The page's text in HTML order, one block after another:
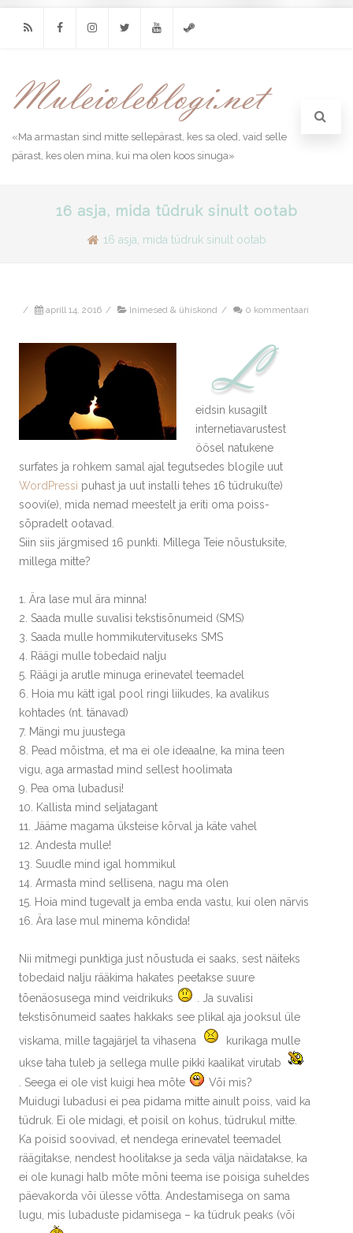
«Ma armastan sind mitte sellepärast, kes sa oled, vaid selle
pärast, kes olen mina, kui ma olen koos sinuga»
16 asja, mida tüdruk sinult ootab
16 asja, mida tüdruk sinult ootab
/ aprill 14, 2016 / Inimesed & ühiskond / 0 kommentaari
L
eidsin kusagilt
internetiavarustest
öösel natukene
surfates ja rohkem samal ajal tegutsedes blogile uut
WordPressi puhast ja uut installi tehes 16 tüdruku(te)
soovi(e), mida nemad meestelt ja eriti oma poiss-
sõpradelt ootavad.
Siin siis järgmised 16 punkti. Millega Teie nõustuksite,
millega mitte?
1. Ära lase mul ära minna!
2. Saada mulle suvalisi tekstisõnumeid (SMS)
3. Saada mulle hommikutervituseks SMS
4. Räägi mulle tobedaid nalju
5. Räägi ja arutle minuga erinevatel teemadel
6. Hoia mu kätt igal pool ringi liikudes, ka avalikus
kohtades (nt. tänavad)
7. Mängi mu juustega
8. Pead mõistma, et ma ei ole ideaalne, ka mina teen
vigu, aga armastad mind sellest hoolimata
9. Pea oma lubadusi!
10. Kallista mind seljatagant
11. Jääme magama üksteise kõrval ja käte vahel
12. Andesta mulle!
13. Suudle mind igal hommikul
14. Armasta mind sellisena, nagu ma olen
15. Hoia mind tugevalt ja emba enda vastu, kui olen närvis
16. Ära lase mul minema kõndida!
Nii mitmegi punktiga just nõustuda ei saaks, sest näiteks
tobedaid nalju rääkima hakates peetakse suure
tõenäosusega mind veidrikuks
. Ja suvalisi
tekstisõnumeid saates hakkaks see plikal aja jooksul üle
viskama, mille tagajärjel ta vihasena
kurikaga mulle
ukse taha tuleb ja sellega mulle pikki kaalikat virutab
. Seega ei ole vist kuigi hea mõte
Või mis?
Muidugi lubadusi ei pea pidama mitte ainult poiss, vaid ka
tüdruk. Ei ole midagi, et poisil on kohus, tüdrukul mitte.
Ka poisid soovivad, et nendega erinevatel teemadel
räägitakse, nendest hoolitakse ja seda välja näidatakse, ka
ei ole kunagi halb mõte mõni teema ise poisiga suheldes
päevakorda või ülesse võtta. Andestamisega on sama
lugu, mis lubaduste pidamisega – ka tüdruk peaks (või